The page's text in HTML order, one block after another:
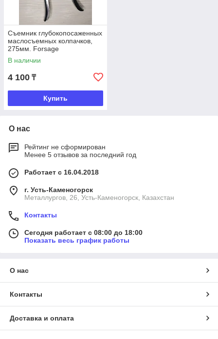
Съемник глубокопосаженных
маслосъемных колпачков,
275мм. Forsage
В наличии
4 100 ₸
Купить
О нас
Рейтинг не сформирован
Менее 5 отзывов за последний год
Работает с 16.04.2018
г. Усть-Каменогорск
Металлургов, 26, Усть-Каменогорск, Казахстан
Контакты
Сегодня работает с 08:00 до 18:00
Показать весь график работы
О нас
Контакты
Доставка и оплата